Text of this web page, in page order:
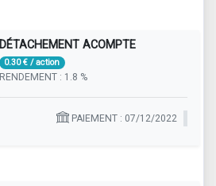
DÉTACHEMENT ACOMPTE
0.30 € / action
RENDEMENT : 1.8 %
PAIEMENT : 07/12/2022